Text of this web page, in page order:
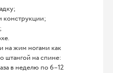
конструкции;
на жим ногами как
штангой на спине:
в неделю по 6–12